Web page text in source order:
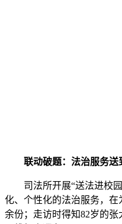
联动破题：法治服务送
司法所开展“送法进校
化、个性化的法治服务，在
余份；走访时得知82岁的